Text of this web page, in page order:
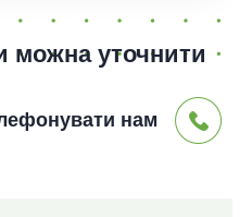
можна уточнити
нам